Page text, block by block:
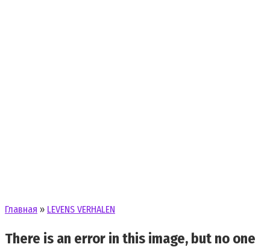
Главная » LEVENS VERHALEN
There is an error in this image, but no one